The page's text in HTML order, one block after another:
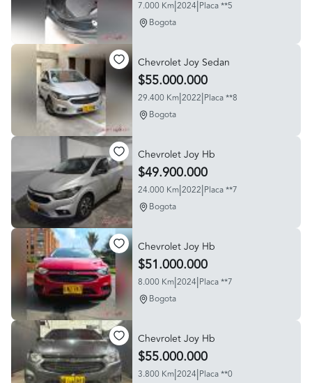
7.000 Km|2024|Placa **5
Bogota
Chevrolet Joy Sedan
$55.000.000
29.400 Km|2022|Placa **8
Bogota
Chevrolet Joy Hb
$49.900.000
24.000 Km|2022|Placa **7
Bogota
Chevrolet Joy Hb
$51.000.000
8.000 Km|2024|Placa **7
Bogota
Chevrolet Joy Hb
$55.000.000
3.800 Km|2024|Placa **0